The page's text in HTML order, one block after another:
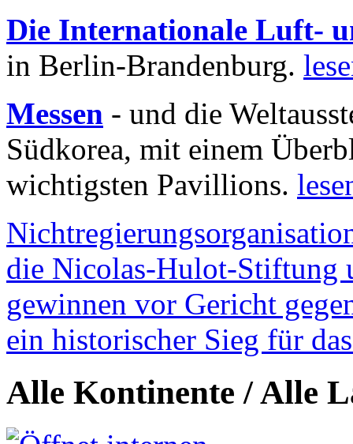
Die Internationale Luft-
in Berlin-Brandenburg.
Messen - und die
Südkorea, mit einem
wichtigsten Pavillions.
die Nicolas-Hulot-Stiftung
gewinnen vor Gericht
ein historischer Sieg für
Alle Kontinente / Alle